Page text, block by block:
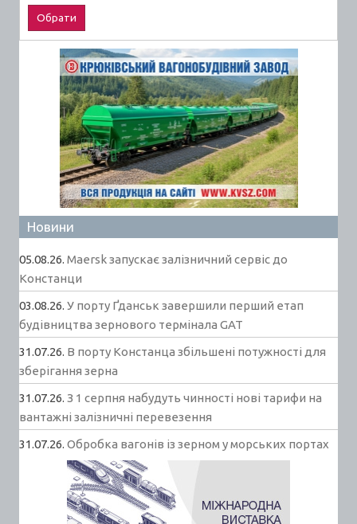
Новини
05.08.26. Maersk запускає залізничний сервіс до
Констанци
03.08.26. У порту Ґданськ завершили перший етап
будівництва зернового термінала GAT
31.07.26. В порту Констанца збільшені потужності для
зберігання зерна
31.07.26. З 1 серпня набудуть чинності нові тарифи на
вантажні залізничні перевезення
31.07.26. Обробка вагонів із зерном у морських портах